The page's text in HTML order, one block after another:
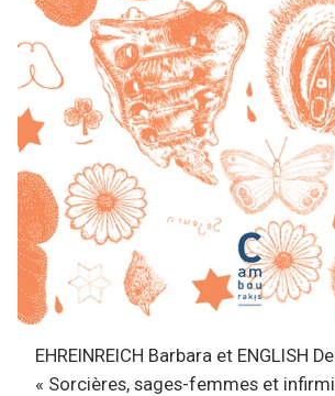
EHREINREICH Barbara et ENGLISH
« Sorcières, sages-femmes et